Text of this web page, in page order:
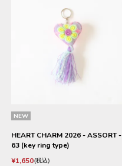
NEW
HEART CHARM 2026 - ASSORT -
63 (key ring type)
¥1,650 税込